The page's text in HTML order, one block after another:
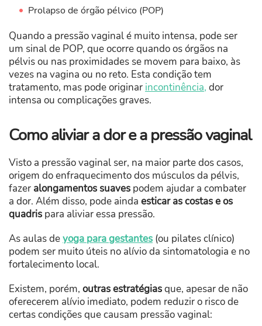
Prolapso de órgão pélvico (POP)
Quando a pressão vaginal é muito intensa, pode ser
um sinal de POP, que ocorre quando os órgãos na
pélvis ou nas proximidades se movem para baixo, às
vezes na vagina ou no reto. Esta condição tem
tratamento, mas pode originar incontinência, dor
intensa ou complicações graves.
Como aliviar a dor e a pressão vaginal
Visto a pressão vaginal ser, na maior parte dos casos,
origem do enfraquecimento dos músculos da pélvis,
fazer alongamentos suaves podem ajudar a combater
a dor. Além disso, pode ainda esticar as costas e os
quadris para aliviar essa pressão.
As aulas deyoga para gestantes (ou pilates clínico)
podem ser muito úteis no alívio da sintomatologia e no
fortalecimento local.
Existem, porém, outras estratégiasque, apesar de não
oferecerem alívio imediato, podem reduzir o risco de
certas condições que causam pressão vaginal: